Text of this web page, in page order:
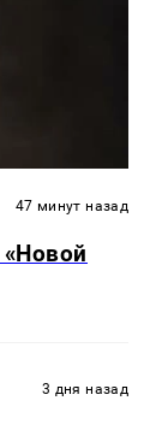
47 минут назад
3 дня назад